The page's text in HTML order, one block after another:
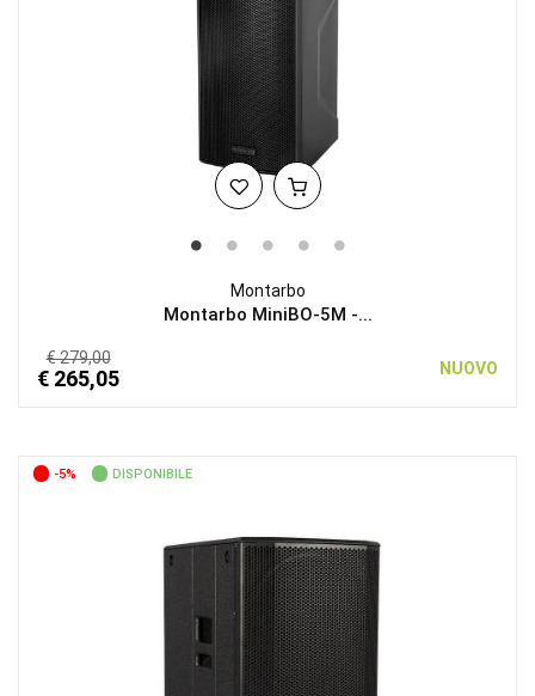
Montarbo
Montarbo MiniBO-5M -...
€ 279,00
€ 265,05 NUOVO
-5% DISPONIBILE